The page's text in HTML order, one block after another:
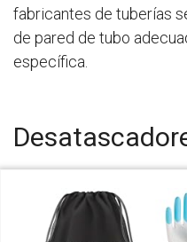
fabricantes de tuberías
de pared de tubo
específica.